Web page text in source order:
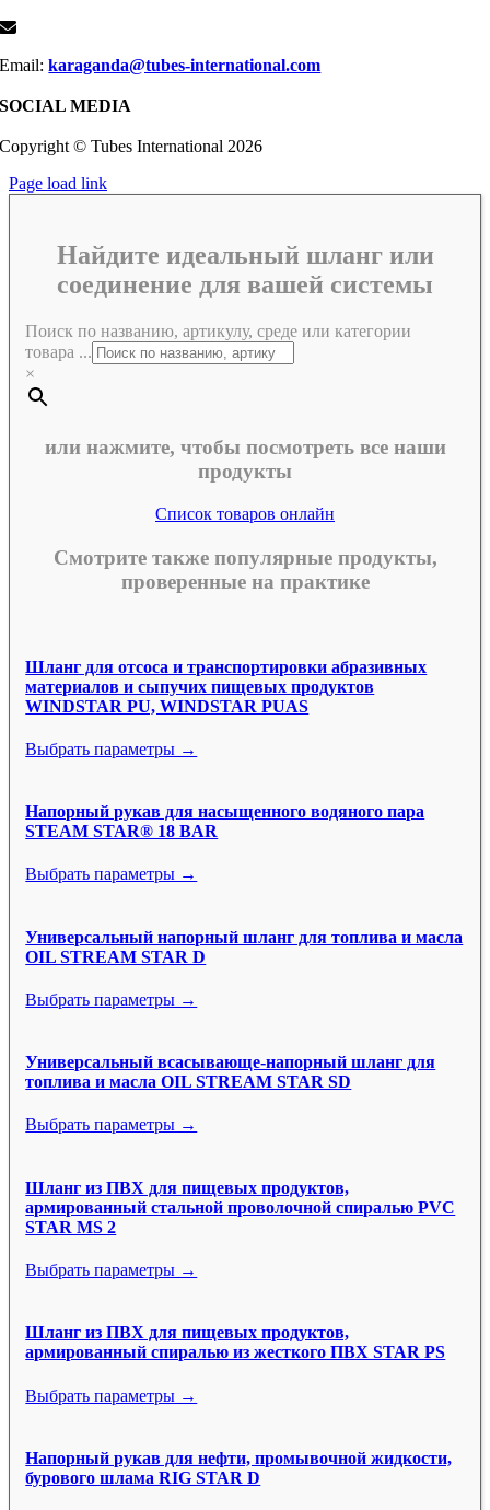
Email:karaganda@tubes-international.com
SOCIAL MEDIA
Copyright © Tubes International 2026
Page load link
Найдите идеальный шланг или
соединение для вашей системы
Поиск по названию, артикулу, среде или категории
товара ...
×
или нажмите, чтобы посмотреть все наши
продукты
Список товаров онлайн
Смотрите также популярные продукты,
проверенные на практике
Шланг для отсоса и транспортировки абразивных
материалов и сыпучих пищевых продуктов
WINDSTAR PU, WINDSTAR PUAS
Выбрать параметры →
Напорный рукав для насыщенного водяного пара
STEAM STAR® 18 BAR
Выбрать параметры →
Универсальный напорный шланг для топлива и масла
OIL STREAM STAR D
Выбрать параметры →
Универсальный всасывающе-напорный шланг для
топлива и масла OIL STREAM STAR SD
Выбрать параметры →
Шланг из ПВХ для пищевых продуктов,
армированный стальной проволочной спиралью PVC
STAR MS 2
Выбрать параметры →
Шланг из ПВХ для пищевых продуктов,
армированный спиралью из жесткого ПВХ STAR PS
Выбрать параметры →
Напорный рукав для нефти, промывочной жидкости,
бурового шлама RIG STAR D